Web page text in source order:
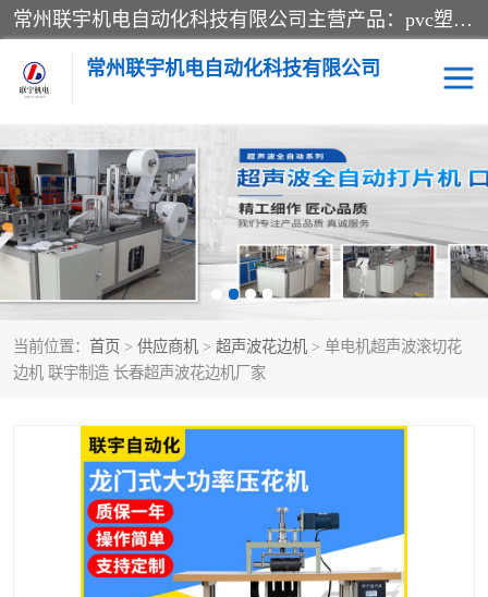
常州联宇机电自动化科技有限公司主营产品：pvc塑料焊机、高频热合机、软膜天花压边机、服装布料凹凸压花机、布料3d压印设备、服装植胶设备、超声波布料花边机、无纺布热合机、全自动压花机。
常州联宇机电自动化科技有限公司
当前位置： 首页 > 供应商机 > 超声波花边机 > 单电机超声波滚切花
边机 联宇制造 长春超声波花边机厂家
压花定型机以及压花模具 超声波热合机
高频热合机 超声波花边机
超声波复合压花机 凹凸压花机压标机
3040凹凸压花机 双头服装凹凸压花机
高频压花压标机
泡壳包装封口机 海绵产品成型机
其他超声波系列